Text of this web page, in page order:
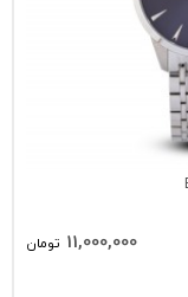
11,000,000 تومان